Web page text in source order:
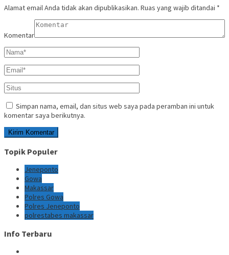
Alamat email Anda tidak akan dipublikasikan. Ruas yang wajib ditandai *
Komentar
Simpan nama, email, dan situs web saya pada peramban ini untuk
komentar saya berikutnya.
Topik Populer
Jeneponto
Gowa
Makassar
Polres Gowa
Polres Jeneponto
polrestabes makassar
Info Terbaru